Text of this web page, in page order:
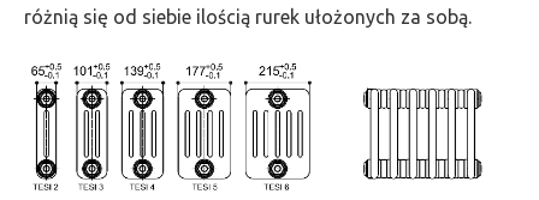
270,
1074
różnią się od siebie ilością rurek ułożonych za sobą.